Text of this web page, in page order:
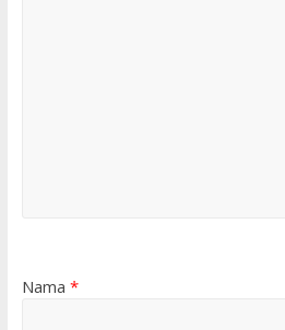
Nama *